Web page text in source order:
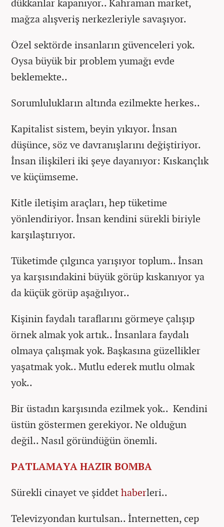
dükkanlar kapanıyor.. Kahraman market,
mağza alışveriş nerkezleriyle savaşıyor.
Özel sektörde insanların güvenceleri yok.
Oysa büyük bir problem yumağı evde
beklemekte..
Sorumlulukların altında ezilmekte herkes..
Kapitalist sistem, beyin yıkıyor. İnsan
düşünce, söz ve davranışlarını değiştiriyor.
İnsan ilişkileri iki şeye dayanıyor: Kıskançlık
ve küçümseme.
Kitle iletişim araçları, hep tüketime
yönlendiriyor. İnsan kendini sürekli biriyle
karşılaştırıyor.
Tüketimde çılgınca yarışıyor toplum.. İnsan
ya karşısındakini büyük görüp kıskanıyor ya
da küçük görüp aşağılıyor..
Kişinin faydalı taraflarını görmeye çalışıp
örnek almak yok artık.. İnsanlara faydalı
olmaya çalışmak yok. Başkasına güzellikler
yaşatmak yok.. Mutlu ederek mutlu olmak
yok..
Bir üstadın karşısında ezilmek yok.. Kendini
üstün göstermen gerekiyor. Ne olduğun
değil.. Nasıl göründüğün önemli.
PATLAMAYA HAZIR BOMBA
Sürekli cinayet ve şiddethaberleri..
Televizyondan kurtulsan.. İnternetten, cep